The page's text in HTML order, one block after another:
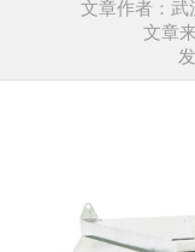
文章作者：武
文章